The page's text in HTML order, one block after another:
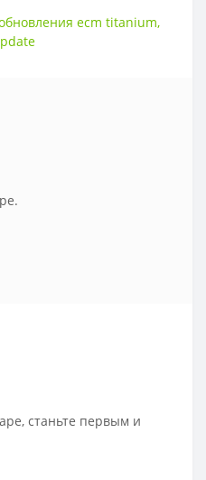
ecm titanium,
станьте первым и